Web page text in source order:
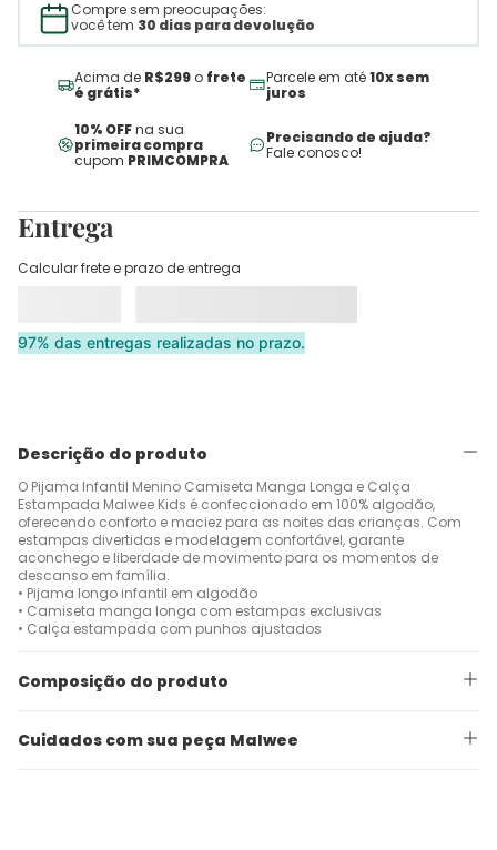
Compre sem preocupações:
você tem 30 dias para devolução
Acima de R$299 o frete
é grátis*
Parcele em até10x sem
juros
10% OFFna sua
primeira compra
cupom PRIMCOMPRA
Precisando de ajuda?
Fale conosco!
Entrega
Calcular frete e prazo de entrega
97% das entregas realizadas no prazo.
Descrição do produto
O Pijama Infantil Menino Camiseta Manga Longa e Calça
Estampada Malwee Kids é confeccionado em 100% algodão,
oferecendo conforto e maciez para as noites das crianças. Com
estampas divertidas e modelagem confortável, garante
aconchego e liberdade de movimento para os momentos de
descanso em família.
• Pijama longo infantil em algodão
• Camiseta manga longa com estampas exclusivas
• Calça estampada com punhos ajustados
Composição do produto
Cuidados com sua peça Malwee